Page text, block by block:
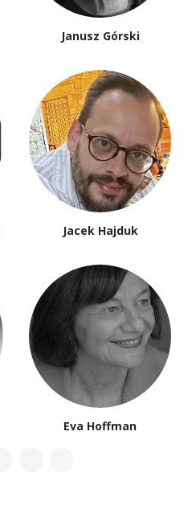
Janusz Górski
Jacek Hajduk
Eva Hoffman